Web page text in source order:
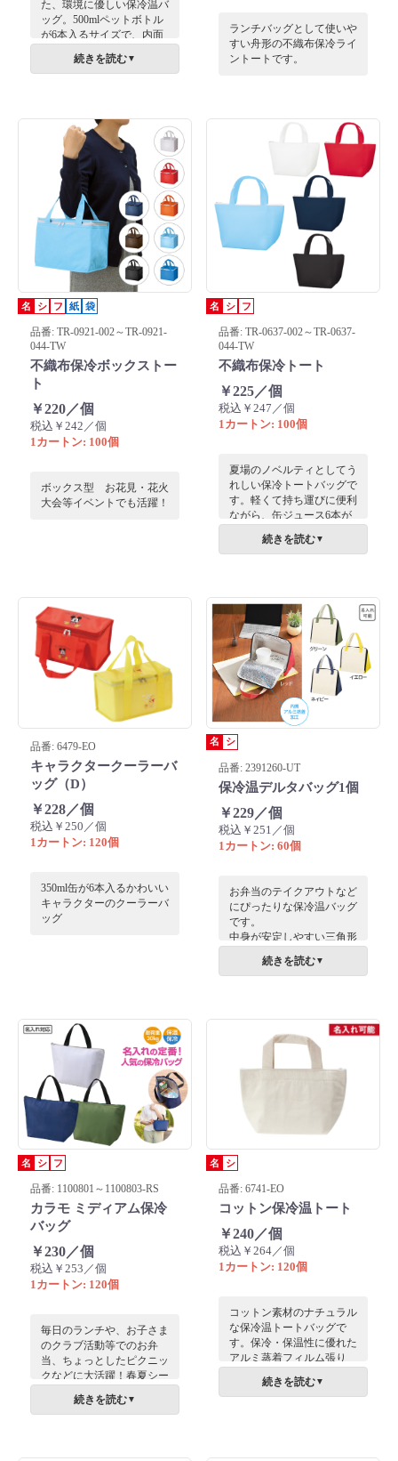
た、環境に優しい保冷温バ
ッグ。500mlペットボトル
が6本入るサイズで、内面
面の2ポケットに小物を収
続きを読む▼
ランチバッグとして使いや
すい舟形の不織布保冷ライ
ントートです。
名 シ フ 紙 袋
品番: TR-0921-002～TR-0921-
044-TW
不織布保冷ボックストー
ト
￥220／個
税込￥242／個
1カートン: 100個
ボックス型 お花見・花火
大会等イベントでも活躍！
名 シ フ
品番: TR-0637-002～TR-0637-
044-TW
不織布保冷トート
￥225／個
税込￥247／個
1カートン: 100個
夏場のノベルティとしてう
れしい保冷トートバッグで
す。軽くて持ち運びに便利
ながら、缶ジュース6本が
入れられる十分な容量があ
り、使い勝手のよいアイテ
続きを読む▼
品番: 6479-EO
キャラクタークーラーバ
ッグ（D）
￥228／個
税込￥250／個
1カートン: 120個
350ml缶が6本入るかわいい
キャラクターのクーラーバ
ッグ
名 シ
品番: 2391260-UT
保冷温デルタバッグ1個
￥229／個
税込￥251／個
1カートン: 60個
お弁当のテイクアウトなど
にぴったりな保冷温バッグ
です。
中身が安定しやすい三角形
弁当が傾きにくくとても便
続きを読む▼
名 シ フ
品番: 1100801～1100803-RS
カラモ ミディアム保冷
バッグ
￥230／個
税込￥253／個
1カートン: 120個
毎日のランチや、お子さま
のクラブ活動等でのお弁
当、ちょっとしたピクニッ
クなどに大活躍！春夏シー
ズンに特にもらって嬉しい
ノベルティグッズ筆頭の保
続きを読む▼
名 シ
品番: 6741-EO
コットン保冷温トート
￥240／個
税込￥264／個
1カートン: 120個
コットン素材のナチュラル
な保冷温トートバッグで
す。保冷・保温性に優れた
アルミ蒸着フィルム張り
で、上部はファスナー開閉
になっています。ナチュラ
続きを読む▼